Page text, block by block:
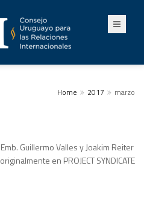
Home 2017 marzo
Emb. Guillermo Valles y Joakim Reiter
en PROJECT SYNDICATE